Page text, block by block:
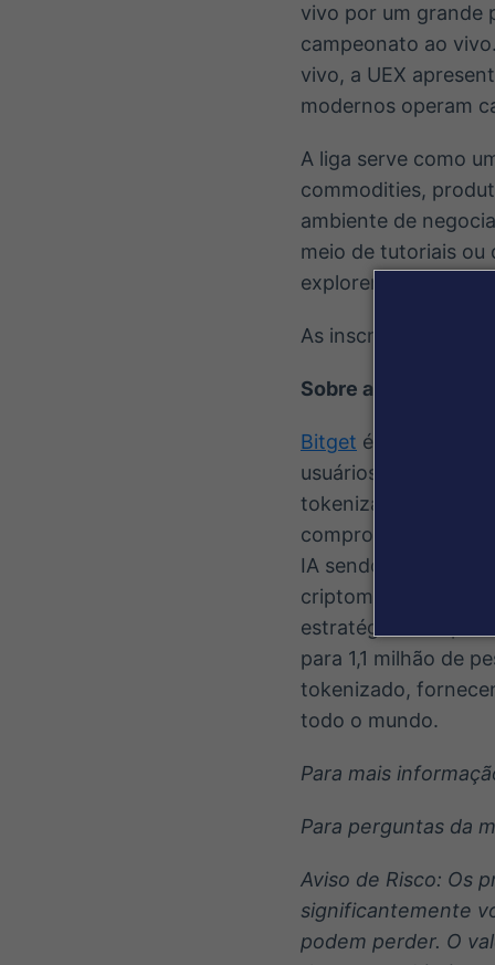
vivo por um grande
campeonato ao
vivo, a UEX
modernos operam
A liga serve como
commodities,
ambiente de
meio de tutoriais ou
explorem por meio
As inscrições para
Sobre a Bitget
Bitget é a maior
usuários com
tokenizadas, ETFs,
comprometido em
IA sendo o copiloto
criptomoedas por
estratégia de
para 1,1 milhão de
tokenizado,
todo o mundo.
Para mais
Para perguntas da
Aviso de Risco: Os
significantemente
podem perder. O